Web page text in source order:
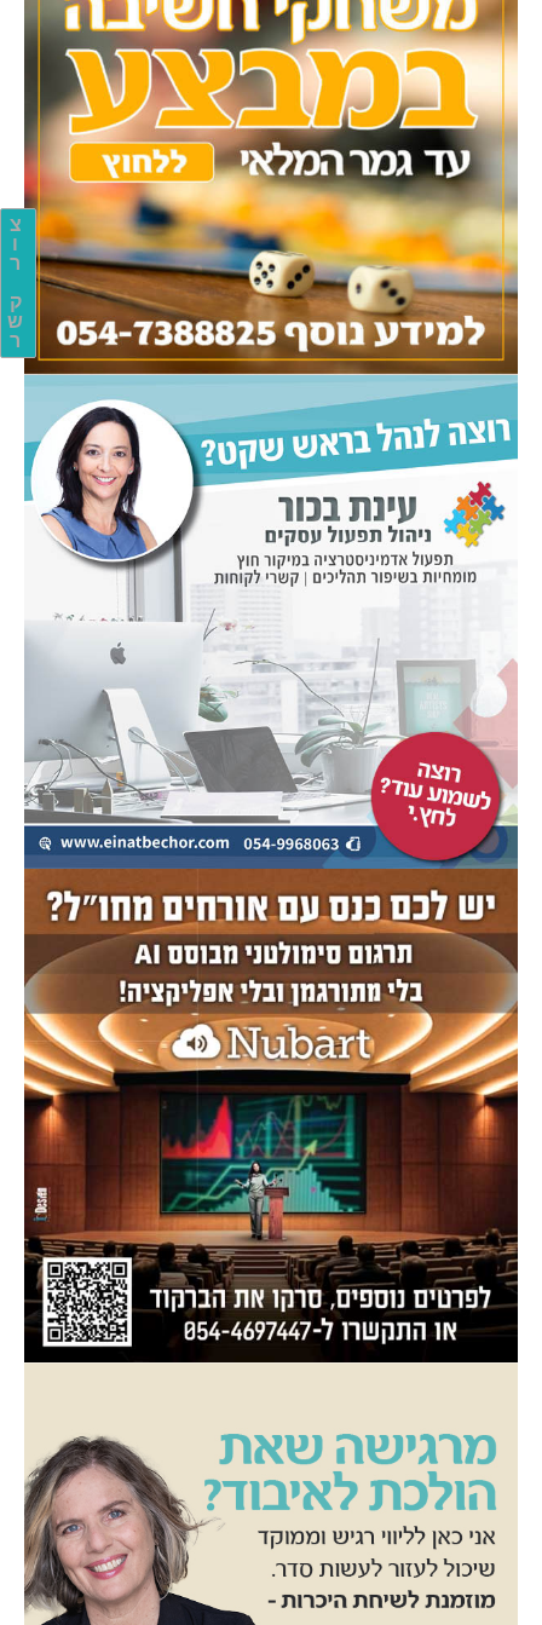
צ
ו
ר
ק
ש
ר